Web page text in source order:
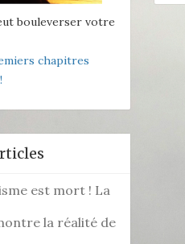
bouleverser votre
chapitres
est mort ! La
la réalité de